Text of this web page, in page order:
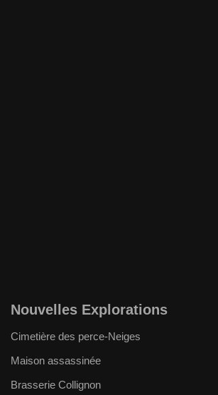
Nouvelles Explorations
Cimetière des perce-Neiges
Maison assassinée
Brasserie Collignon